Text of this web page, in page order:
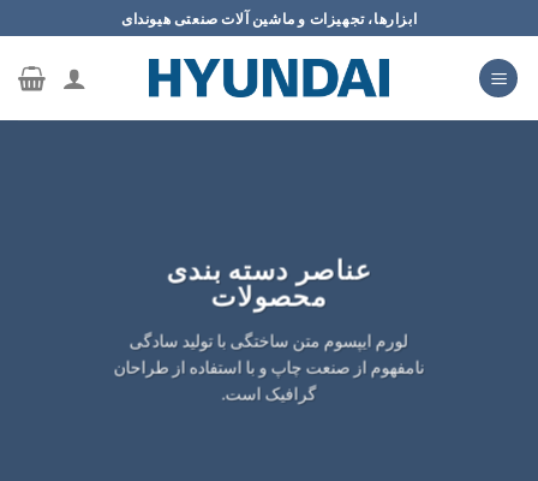
محتوا
بروید
ابزارها، تجهیزات و ماشین آلات صنعتی هیوندای
عناصر دسته بندی
محصولات
لورم ایپسوم متن ساختگی با تولید سادگی
نامفهوم از صنعت چاپ و با استفاده از طراحان
گرافیک است.